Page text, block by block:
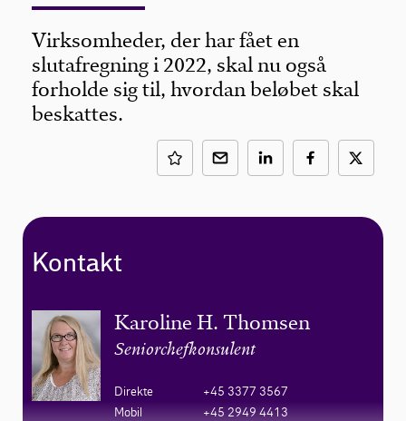
Virksomheder, der har fået en
slutafregning i 2022, skal nu også
forholde sig til, hvordan beløbet skal
beskattes.
Kontakt
Karoline H. Thomsen
Seniorchefkonsulent
Direkte
+45 3377 3567
Mobil
+45 2949 4413